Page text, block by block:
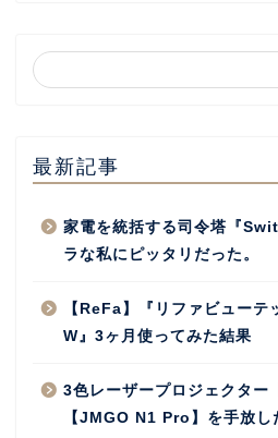
最新記事
家電を統括する司令塔『
ラな私にピッタリだった。
【ReFa】『リファビューテ
W』3ヶ月使ってみた結果
3色レーザープロジェクター
【JMGO N1 Pro】を手放し